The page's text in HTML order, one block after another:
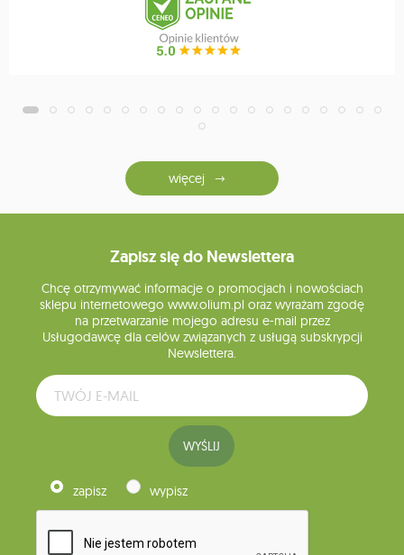
więcej
Zapisz się do Newslettera
Chcę otrzymywać informacje o promocjach i nowościach
sklepu internetowego www.olium.pl oraz wyrażam zgodę
na przetwarzanie mojego adresu e-mail przez
Usługodawcę dla celów związanych z usługą subskrypcji
Newslettera.
WYŚLIJ
zapisz wypisz